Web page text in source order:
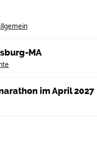
MA
im April 2027